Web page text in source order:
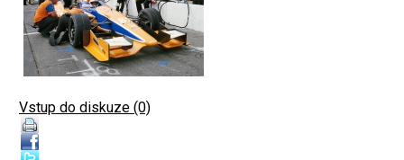
Vstup do diskuze (0)